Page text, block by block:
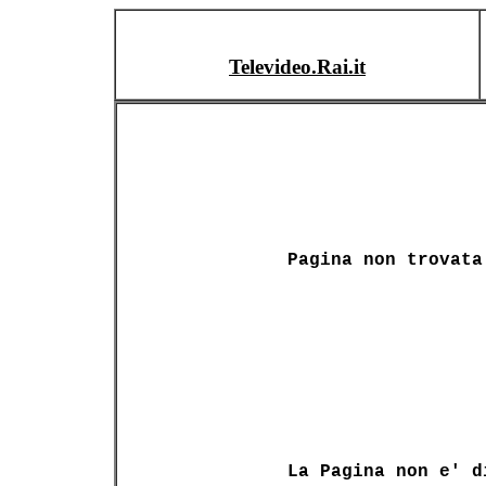
Televideo.Rai.it
Pagina non trovata
La Pagina non e'